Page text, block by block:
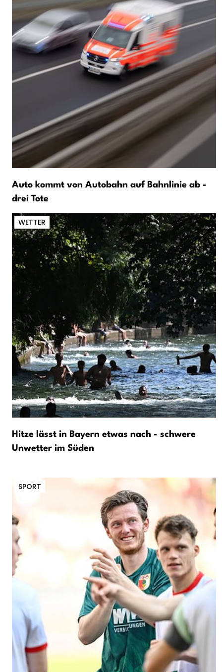
Auto kommt von Autobahn auf Bahnlinie ab -
drei Tote
WETTER
Hitze lässt in Bayern etwas nach - schwere
Unwetter im Süden
SPORT